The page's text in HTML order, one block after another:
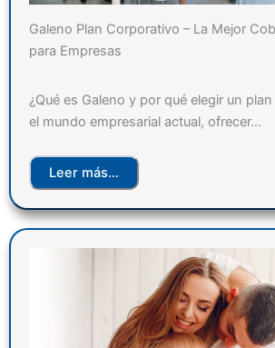
Galeno Plan Corporativo – La Mejor
para Empresas
¿Qué es Galeno y por qué elegir un
el mundo empresarial actual, ofrecer…
Leer más…